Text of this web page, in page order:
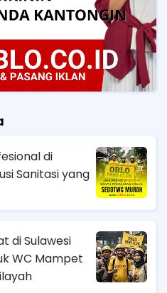
di
Sanitasi yang
di Sulawesi
WC Mampet